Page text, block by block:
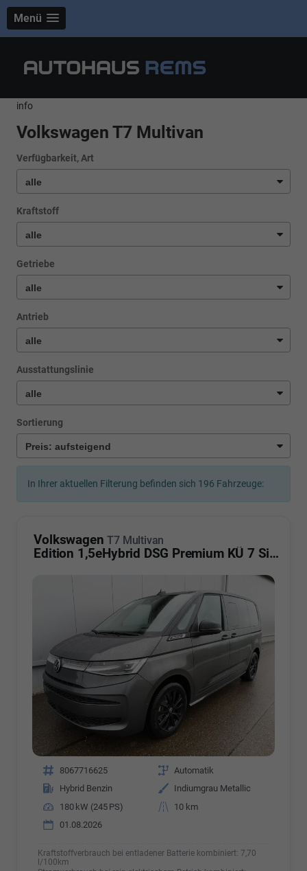
Menü
info
Volkswagen T7 Multivan
Verfügbarkeit, Art
Kraftstoff
Getriebe
Antrieb
Ausstattungslinie
Sortierung
In Ihrer aktuellen Filterung befinden sich 196 Fahrzeuge:
Volkswagen T7 Multivan
Edition 1,5eHybrid DSG Premium KÜ 7 Sitzer
Fahrzeugnr. 8067716625 Getriebe Automatik
Kraftstoff
Hybrid Benzin Außenfarbe
Indiumgrau Metallic
Leistung
180 kW (245 PS) Kilometerstand
10 km
01.08.2026
Kraftstoffverbrauch bei entladener Batterie kombiniert:7,70
l/100km